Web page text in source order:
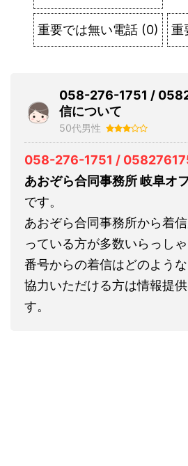
重要では無い電話 (0) 重
058-276-1751 /
信について
50代男性
058-276-1751 /
あおぞら合同事務所 岐阜オ
です。
あおぞら合同事務所から着
っている方が多数いらっし
番号からの着信はどのよう
協力いただける方は情報提
す。